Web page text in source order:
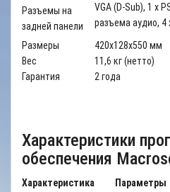
Разъемы на
задней панели
VGA (D-Sub), 1 x
разъема аудио, 4
Размеры
420х128х550 мм
Вес
11,6 кг (нетто)
Гарантия
2 года
Характеристики
обеспечения
Характеристика
Параметры